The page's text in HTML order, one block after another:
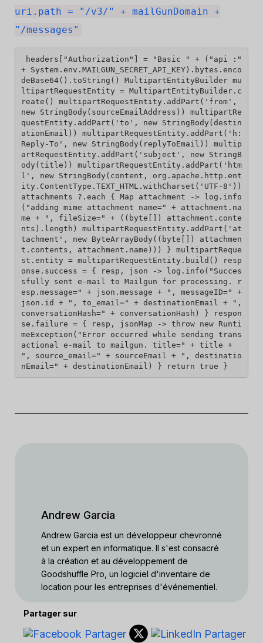
uri.path = "/v3/" + mailGunDomain +
"/messages"
+ System.env.MAILGUN_SECRET_API_KEY).bytes.enco
deBase64().toString() MultipartEntityBuilder mu
ltipartRequestEntity = MultipartEntityBuilder.c
reate() multipartRequestEntity.addPart('from',
new StringBody(sourceEmailAddress)) multipartRe
questEntity.addPart('to', new StringBody(destin
ationEmail)) multipartRequestEntity.addPart('h:
Reply-To', new StringBody(replyToEmail)) multip
artRequestEntity.addPart('subject', new StringB
ody(title)) multipartRequestEntity.addPart('htm
l', new StringBody(content, org.apache.http.ent
ity.ContentType.TEXT_HTML.withCharset('UTF-8'))
attachments ?.each { Map attachment -> log.info
("adding mime attachment name=" + attachment.na
me + ", fileSize=" + ((byte[]) attachment.conte
nts).length) multipartRequestEntity.addPart('at
tachment', new ByteArrayBody((byte[]) attachmen
t.contents, attachment.name))) } multipartReque
st.entity = multipartRequestEntity.build() resp
onse.success = { resp, json -> log.info("Succes
sfully sent e-mail to Mailgun for processing. r
esp.message=" + json.message + ", messageID=" +
json.id + ", to_email=" + destinationEmail + ",
conversationHash=" + conversationHash) } respon
se.failure = { resp, jsonMap -> throw new Runti
meException("Error occurred while sending trans
actional e-mail to mailgun. title=" + title +
", source_email=" + sourceEmail + ", destinatio
nEmail=" + destinationEmail) } return true }
Andrew Garcia
Andrew Garcia est un développeur chevronné
et un expert en informatique. Il s'est consacré
à la création et au développement de
Goodshuffle Pro, un logiciel d'inventaire de
location pour les entreprises d'événementiel.
Partager sur